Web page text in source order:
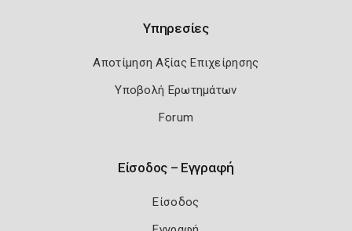
Υπηρεσίες
Αποτίμηση Αξίας Επιχείρησης
Υποβολή Ερωτημάτων
Forum
Είσοδος – Εγγραφή
Είσοδος